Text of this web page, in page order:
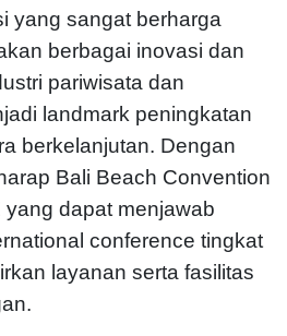
yang sangat berharga
berbagai inovasi dan
pariwisata dan
landmark peningkatan
berkelanjutan. Dengan
Bali Beach Convention
dapat menjawab
conference tingkat
layanan serta fasilitas